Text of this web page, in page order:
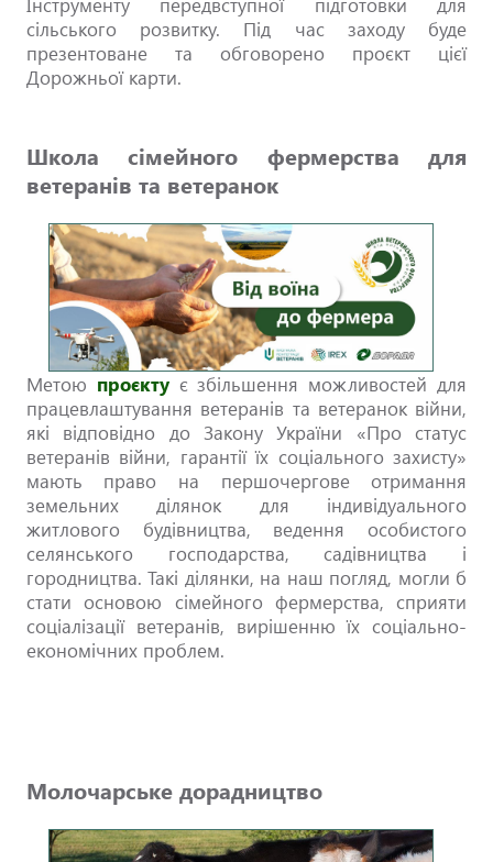
сільського розвитку. Під час заходу буде
презентоване та обговорено проєкт цієї
Дорожньої карти.
Школа сімейного фермерства для
ветеранів та ветеранок
Метою проєктує збільшення можливостей для
працевлаштування ветеранів та ветеранок війни,
які відповідно до Закону України «Про статус
ветеранів війни, гарантії їх соціального захисту»
мають право на першочергове отримання
земельних ділянок для індивідуального
житлового будівництва, ведення особистого
селянського господарства, садівництва і
городництва. Такі ділянки, на наш погляд, могли б
стати основою сімейного фермерства, сприяти
соціалізації ветеранів, вирішенню їх соціально-
економічних проблем.
Молочарське дорадництво